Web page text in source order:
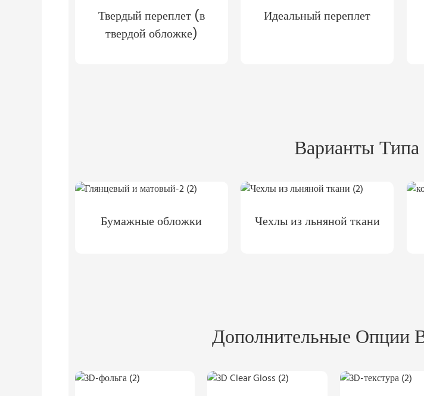
Твердый переплет (в
твердой обложке)
Идеальный переплет
Варианты
Бумажные обложки Чехлы из льняной ткани
Дополнительные Опции